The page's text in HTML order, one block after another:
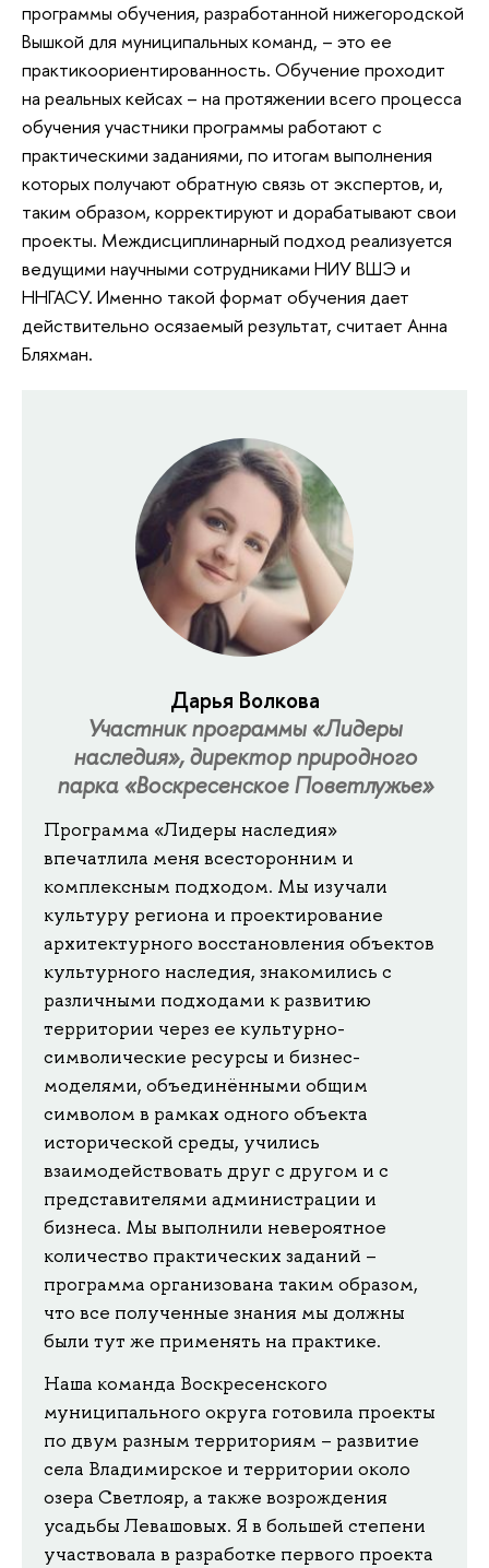
программы обучения, разработанной нижегородской
Вышкой для муниципальных команд, – это ее
практикоориентированность. Обучение проходит
на реальных кейсах – на протяжении всего процесса
обучения участники программы работают с
практическими заданиями, по итогам выполнения
которых получают обратную связь от экспертов, и,
таким образом, корректируют и дорабатывают свои
проекты. Междисциплинарный подход реализуется
ведущими научными сотрудниками НИУ ВШЭ и
ННГАСУ. Именно такой формат обучения дает
действительно осязаемый результат, считает Анна
Бляхман.
Дарья Волкова
Участник программы «Лидеры
наследия», директор природного
парка «Воскресенское Поветлужье»
Программа «Лидеры наследия»
впечатлила меня всесторонним и
комплексным подходом. Мы изучали
культуру региона и проектирование
архитектурного восстановления объектов
культурного наследия, знакомились с
различными подходами к развитию
территории через ее культурно-
символические ресурсы и бизнес-
моделями, объединёнными общим
символом в рамках одного объекта
исторической среды, учились
взаимодействовать друг с другом и с
представителями администрации и
бизнеса. Мы выполнили невероятное
количество практических заданий –
программа организована таким образом,
что все полученные знания мы должны
были тут же применять на практике.
Наша команда Воскресенского
муниципального округа готовила проекты
по двум разным территориям – развитие
села Владимирское и территории около
озера Светлояр, а также возрождения
усадьбы Левашовых. Я в большей степени
участвовала в разработке первого проекта